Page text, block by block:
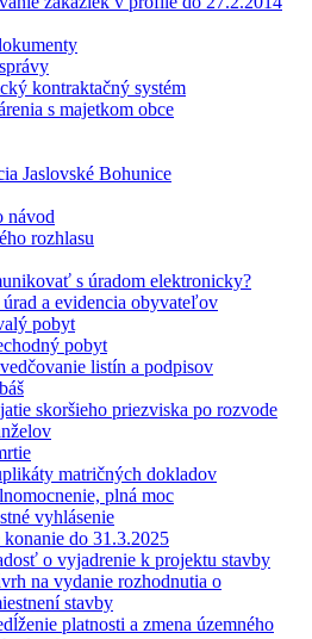
kontraktačný systém
s majetkom obce
Jaslovské Bohunice
návod
rozhlasu
s úradom elektronicky?
a evidencia obyvateľov
pobyt
pobyt
listín a podpisov
skoršieho priezviska po rozvode
matričných dokladov
plná moc
vyhlásenie
konanie do 31.3.2025
o vyjadrenie k projektu stavby
na vydanie rozhodnutia o
stavby
platnosti a zmena územného